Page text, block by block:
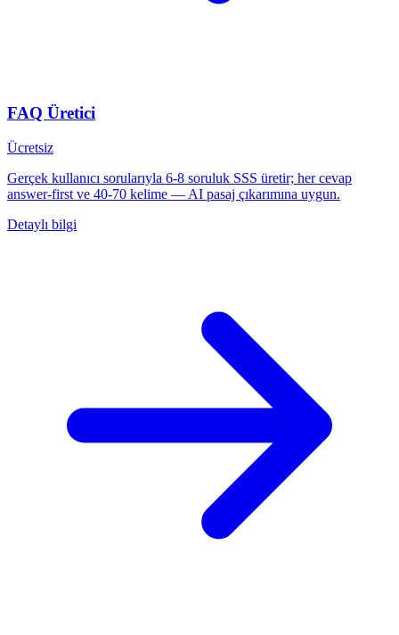
FAQ Üretici
Ücretsiz
Gerçek kullanıcı sorularıyla 6-8 soruluk SSS üretir; her cevap
answer-first ve 40-70 kelime — AI pasaj çıkarımına uygun.
Detaylı bilgi